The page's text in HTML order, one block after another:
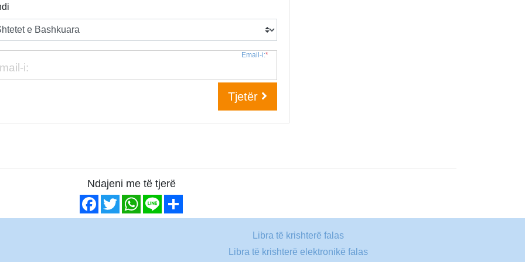
Email-i:*
Tjetër
Ndajeni me të tjerë
Facebook
TwitterWhatsApp
Line
Libra të krishterë falas
Libra të krishterë elektronikë falas